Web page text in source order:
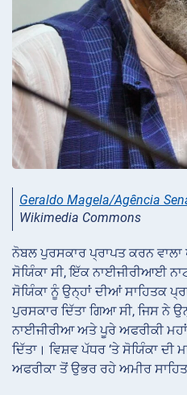
Geraldo Magela/Agência
Wikimedia Commons
ਨੋਬਲ ਪੁਰਸਕਾਰ ਪ੍ਰਾਪਤ ਕਰਨ
ਸੋਯਿੰਕਾ ਸੀ, ਇੱਕ ਨਾਈਜੀਰੀਆਈ
ਸੋਯਿੰਕਾ ਨੂੰ ਉਨ੍ਹਾਂ ਦੀਆਂ ਸਾਹਿਤਕ
ਪੁਰਸਕਾਰ ਦਿੱਤਾ ਗਿਆ ਸੀ, ਜਿਸ ਨੇ
ਨਾਈਜੀਰੀਆ ਅਤੇ ਪੂਰੇ ਅਫਰੀਕੀ
ਦਿੱਤਾ। ਵਿਸ਼ਵ ਪੱਧਰ ‘ਤੇ ਸੋਯਿੰਕਾ
ਅਫਰੀਕਾ ਤੋਂ ਉਭਰ ਰਹੇ ਅਮੀਰ